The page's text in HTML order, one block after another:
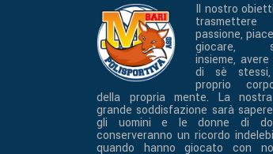
Il nostro
trasmettere
passione,
giocare,
insieme,
di sè
proprio
della propria mente. La
grande soddisfazione sarà
gli uomini e le donne di
conserveranno un ricordo
quando hanno giocato con